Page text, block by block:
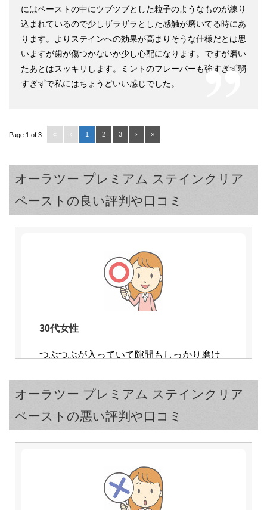
にはペーストの中にツブツブとした粒子のようなものが練り
込まれているので少しザラザラとした感触が磨いてる時にあ
ります。よりステインへの効果が高まりそうな仕様だとは思
いますが歯が傷つかないか少し心配になります。ですが磨い
たあとはスッキリします。ミントのフレーバーも強すぎず弱
すぎずで私にはちょうどいい感じでした。
Page 1 of 3: « ‹ 1 2 3 › »
オーラツー プレミアム ステインクリア
ペーストの良い評判や口コミ
30代女性
つぶつぶが入っていて隙間もしっかり磨け
パッケージも可愛くてお気に入りなので、
オーラツー プレミアム ステインクリア
ペーストの悪い評判や口コミ